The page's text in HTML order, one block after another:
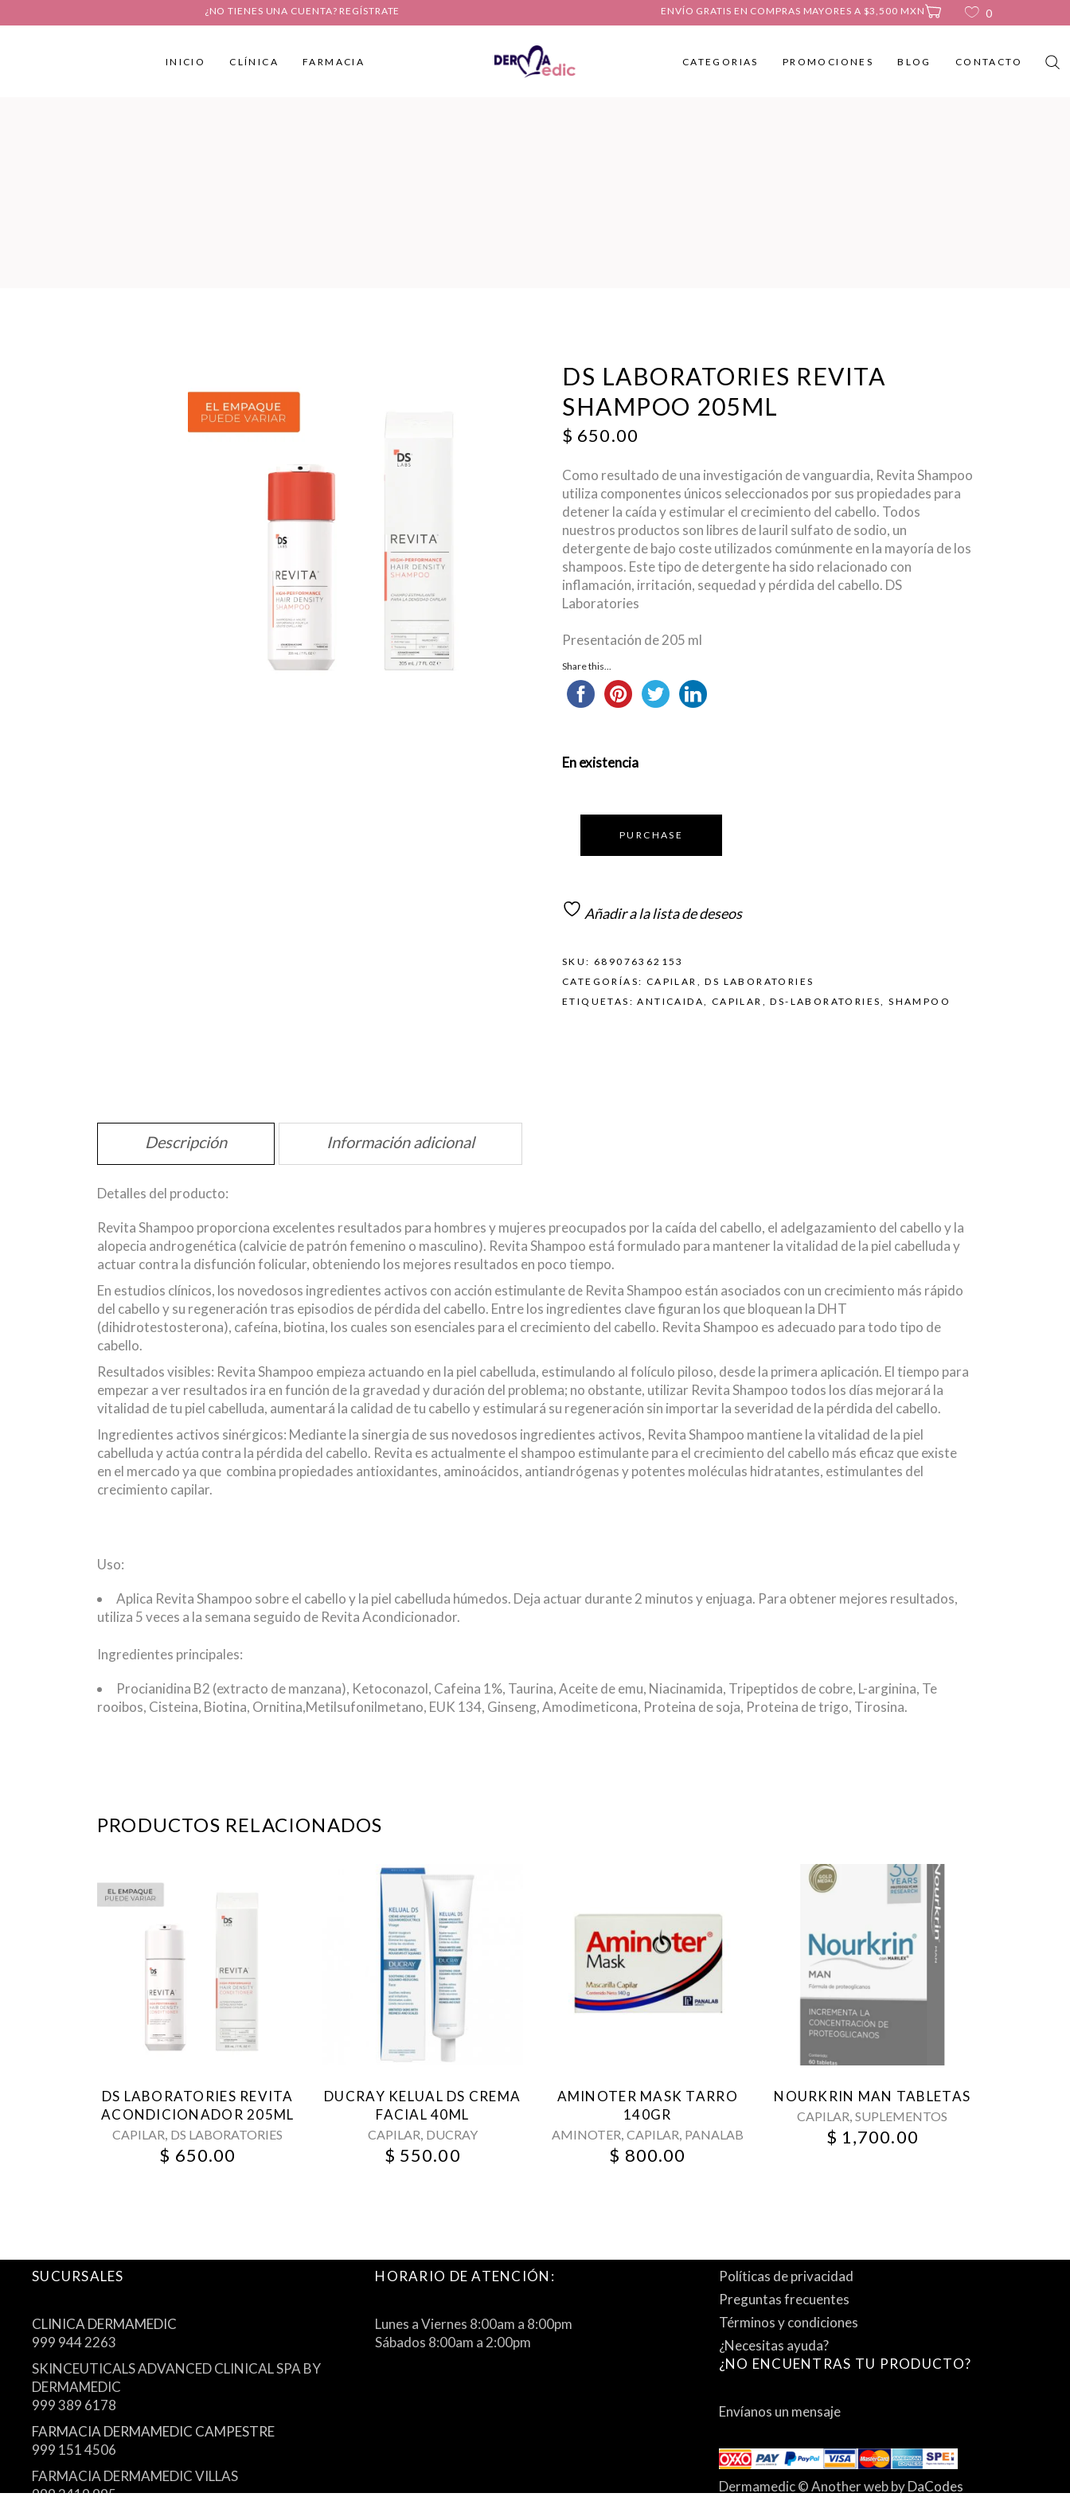
¿NO TIENES UNA CUENTA? REGÍSTRATE ENVÍO GRATIS EN COMPRAS MAYORES A $3,500 MXN
No products in the cart.
0
INICIO CLÍNICA FARMACIA CATEGORIAS PROMOCIONES BLOG CONTACTO
DS LABORATORIES REVITA
SHAMPOO 205ML
$ 650.00
Como resultado de una investigación de vanguardia, Revita Shampoo
utiliza componentes únicos seleccionados por sus propiedades para
detener la caída y estimular el crecimiento del cabello. Todos
nuestros productos son libres de lauril sulfato de sodio, un
detergente de bajo coste utilizados comúnmente en la mayoría de los
shampoos. Este tipo de detergente ha sido relacionado con
inflamación, irritación, sequedad y pérdida del cabello. DS
Laboratories
Presentación de 205 ml
Share this...
En existencia
PURCHASE
Añadir a la lista de deseos
SKU: 689076362153
CATEGORÍAS: CAPILAR ,DS LABORATORIES
ETIQUETAS:ANTICAIDA, CAPILAR ,DS-LABORATORIES,SHAMPOO
Descripción Información adicional
Detalles del producto:
Revita Shampoo proporciona excelentes resultados para hombres y mujeres preocupados por la caída del cabello, el adelgazamiento del cabello y la
alopecia androgenética (calvicie de patrón femenino o masculino). Revita Shampoo está formulado para mantener la vitalidad de la piel cabelluda y
actuar contra la disfunción folicular, obteniendo los mejores resultados en poco tiempo.
En estudios clínicos, los novedosos ingredientes activos con acción estimulante de Revita Shampoo están asociados con un crecimiento más rápido
del cabello y su regeneración tras episodios de pérdida del cabello. Entre los ingredientes clave figuran los que bloquean la DHT
(dihidrotestosterona), cafeína, biotina, los cuales son esenciales para el crecimiento del cabello. Revita Shampoo es adecuado para todo tipo de
cabello.
Resultados visibles: Revita Shampoo empieza actuando en la piel cabelluda, estimulando al folículo piloso, desde la primera aplicación. El tiempo para
empezar a ver resultados ira en función de la gravedad y duración del problema; no obstante, utilizar Revita Shampoo todos los días mejorará la
vitalidad de tu piel cabelluda, aumentará la calidad de tu cabello y estimulará su regeneración sin importar la severidad de la pérdida del cabello.
Ingredientes activos sinérgicos: Mediante la sinergia de sus novedosos ingredientes activos, Revita Shampoo mantiene la vitalidad de la piel
cabelluda y actúa contra la pérdida del cabello. Revita es actualmente el shampoo estimulante para el crecimiento del cabello más eficaz que existe
en el mercado ya que combina propiedades antioxidantes, aminoácidos, antiandrógenas y potentes moléculas hidratantes, estimulantes del
crecimiento capilar.
Uso:
Aplica Revita Shampoo sobre el cabello y la piel cabelluda húmedos. Deja actuar durante 2 minutos y enjuaga. Para obtener mejores resultados,
utiliza 5 veces a la semana seguido de Revita Acondicionador.
Ingredientes principales:
Procianidina B2 (extracto de manzana), Ketoconazol, Cafeina 1%, Taurina, Aceite de emu, Niacinamida, Tripeptidos de cobre, L-arginina, Te
rooibos, Cisteina, Biotina, Ornitina,Metilsufonilmetano, EUK 134, Ginseng, Amodimeticona, Proteina de soja, Proteina de trigo, Tirosina.
PRODUCTOS RELACIONADOS
DS LABORATORIES REVITA
ACONDICIONADOR 205ML
CAPILAR, DS LABORATORIES
$ 650.00
DUCRAY KELUAL DS CREMA
FACIAL 40ML
CAPILAR, DUCRAY
$ 550.00
AMINOTER MASK TARRO
140GR
AMINOTER, CAPILAR, PANALAB
$ 800.00
NOURKRIN MAN TABLETAS
CAPILAR,SUPLEMENTOS
$ 1,700.00
SUCURSALES
CLINICA DERMAMEDIC
999 944 2263
SKINCEUTICALS ADVANCED CLINICAL SPA BY
DERMAMEDIC
999 389 6178
FARMACIA DERMAMEDIC CAMPESTRE
999 151 4506
FARMACIA DERMAMEDIC VILLAS
HORARIO DE ATENCIÓN:
Lunes a Viernes 8:00am a 8:00pm
Sábados 8:00am a 2:00pm
Políticas de privacidad
Preguntas frecuentes
Términos y condiciones
¿Necesitas ayuda?
¿NO ENCUENTRAS TU PRODUCTO?
Envíanos un mensaje
Dermamedic © Another web byDaCodes